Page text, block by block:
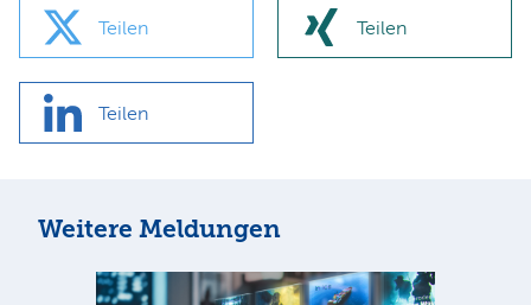
Teilen Teilen
Teilen
Weitere Meldungen